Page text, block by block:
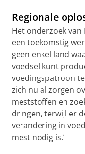
Regionale
Het onderzoek van
een toekomstig
geen enkel land
voedsel kunt
voedingspatroon
zich nu al zorgen
meststoffen en
dringen, terwijl er
verandering in
mest nodig is.’